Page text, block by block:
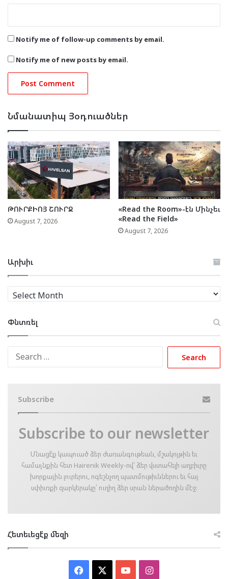
Notify me of follow-up comments by email.
Notify me of new posts by email.
Նմանատիպ Յօդուածներ
ԹՈՒՐՔԻՈՅ ՇՈՒՐՋ
August 7, 2026
«Read the Room»-էն Մինչեւ
«Read the Field»
August 7, 2026
Արխիւ
Արխիւ
Փնտռել
Subscribe
Subscribe to our newsletter
Մնացէ՛ք կապուած ձեր ժառանգութեան, մշակոյթին եւ
համայնքին հետ Hairenik Weekly-ով՝ ձեր վստահելի աղբիւրը
խորքային լուրերու, ոգեշնչող պատմութիւններու եւ հայ
սփիւռքի զարկերակը՝ ուղիղ ձեր սրան ներածողին մէջ։
Հետեւեցէ՛ք մեզի
Facebook YouTubeInstagram